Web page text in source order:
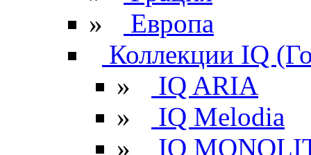
»
Европа
Коллекции IQ
»
IQ ARIA
»
IQ Melodia
»
IQ